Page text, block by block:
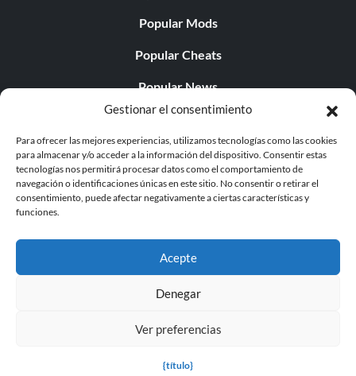
Gestionar el consentimiento
Para ofrecer las mejores experiencias, utilizamos tecnologías como las cookies
para almacenar y/o acceder a la información del dispositivo. Consentir estas
tecnologías nos permitirá procesar datos como el comportamiento de
navegación o identificaciones únicas en este sitio. No consentir o retirar el
consentimiento, puede afectar negativamente a ciertas características y
funciones.
Acepte
Denegar
Ver preferencias
{título}
Popular Mods
Popular Cheats
Popular News
Popular Editorials
Popular Free Games
LATEST UPDATES
© 1998 - 2026 MegaGames.com All rights reserved
Settings